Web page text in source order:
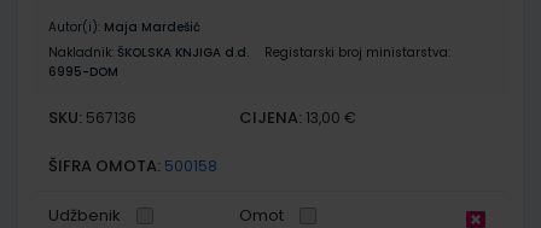
Autor(i): Maja Mardešić
Nakladnik: ŠKOLSKA KNJIGA d.d.
Registarski broj ministarstva:
6995-DOM
SKU: 567136 CIJENA: 13,00 €
ŠIFRA OMOTA: 500158
Udžbenik Omot